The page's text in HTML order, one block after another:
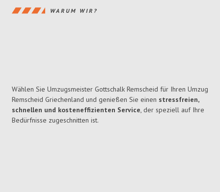
WARUM WIR?
Wählen Sie Umzugsmeister Gottschalk Remscheid für Ihren Umzug
Remscheid Griechenland und genießen Sie einen stressfreien,
schnellen und kosteneffizienten Service, der speziell auf Ihre
Bedürfnisse zugeschnitten ist.